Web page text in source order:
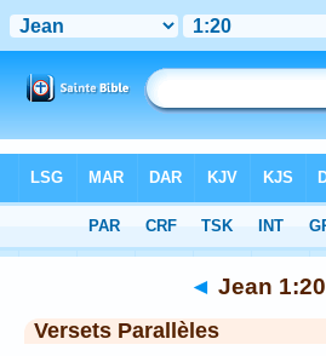
Chapitre 1> Verset 20
◄ Jean 1:20
Versets Parallèles